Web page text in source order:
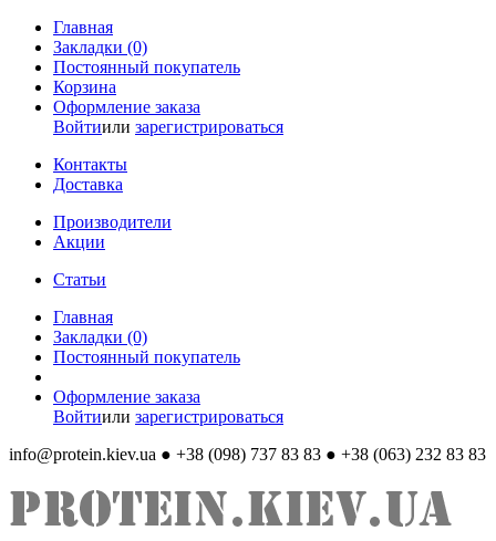
Главная
Закладки (0)
Постоянный покупатель
Корзина
Оформление заказа
Войтиили зарегистрироваться
Контакты
Доставка
Производители
Акции
Статьи
Главная
Закладки (0)
Постоянный покупатель
Оформление заказа
Войтиили зарегистрироваться
info@protein.kiev.ua ● +38 (098) 737 83 83 ● +38 (063) 232 83 83